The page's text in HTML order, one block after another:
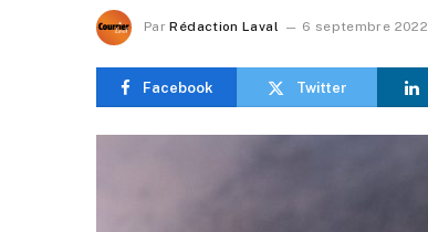
Par Rédaction Laval 6 septembre 2022
Facebook Twitter